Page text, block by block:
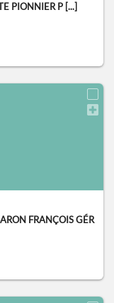
PIONNIER P [...]
FRANÇOIS GÉR